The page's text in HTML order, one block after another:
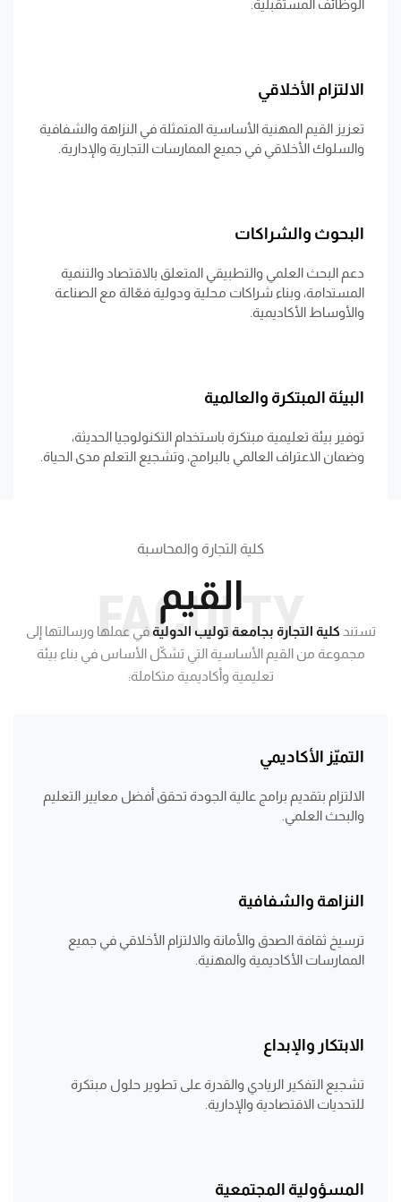
الوظائف المستقبلية.
الالتزام الأخلاقي
تعزيز القيم المهنية الأساسية المتمثلة في النزاهة والشفافية
والسلوك الأخلاقي في جميع الممارسات التجارية والإدارية.
البحوث والشراكات
دعم البحث العلمي والتطبيقي المتعلق بالاقتصاد والتنمية
المستدامة، وبناء شراكات محلية ودولية فعّالة مع الصناعة
والأوساط الأكاديمية.
البيئة المبتكرة والعالمية
توفير بيئة تعليمية مبتكرة باستخدام التكنولوجيا الحديثة،
وضمان الاعتراف العالمي بالبرامج، وتشجيع التعلم مدى الحياة.
FACULTY
كلية التجارة والمحاسبة
القيم
تستند كلية التجارة بجامعة توليب الدوليةفي عملها ورسالتها إلى
مجموعة من القيم الأساسية التي تشكّل الأساس في بناء بيئة
تعليمية وأكاديمية متكاملة:
التميّز الأكاديمي
الالتزام بتقديم برامج عالية الجودة تحقق أفضل معايير التعليم
والبحث العلمي.
النزاهة والشفافية
ترسيخ ثقافة الصدق والأمانة والالتزام الأخلاقي في جميع
الممارسات الأكاديمية والمهنية.
الابتكار والإبداع
تشجيع التفكير الريادي والقدرة على تطوير حلول مبتكرة
للتحديات الاقتصادية والإدارية.
المسؤولية المجتمعية